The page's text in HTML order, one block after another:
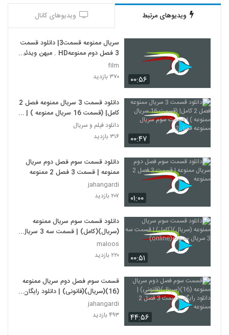
ویدیوهای مرتبط ویدیوهای کانال
۰۰:۵۶
سریال ممنوعه قسمت3| دانلود قسمت
3 فصل دوم ممنوعهHD . میهن ویدئو
سوم 3
film
۳۷۰ بازدید
۰۰:۴۷
دانلود قسمت 3 سریال ممنوعه فصل 2
کامل| (قسمت 16 سریال ممنوعه ) |
قسمت سوم سریال ممنوعه فصل 2
دانلود فیلم و سریال
۳۱۶ بازدید
۰۱:۰۰
دانلود قسمت سوم فصل دوم سریال
ممنوعه | قسمت 3 فصل 2 ممنوعه
jahangardi
۲۰۷ بازدید
۰۰:۵۱
دانلود قسمت سوم سریال ممنوعه
(سریال)(کامل) | قسمت سه 3 سریال
ممنوعه(online)
maloos
۲۲۰ بازدید
۴۴:۵۶
قسمت سوم فصل دوم سریال ممنوعه
(16)(سریال)(قانونی) | دانلود رایگان
قسمت 3 فصل 2 ممنوعه
jahangardi
۴۹۳ بازدید